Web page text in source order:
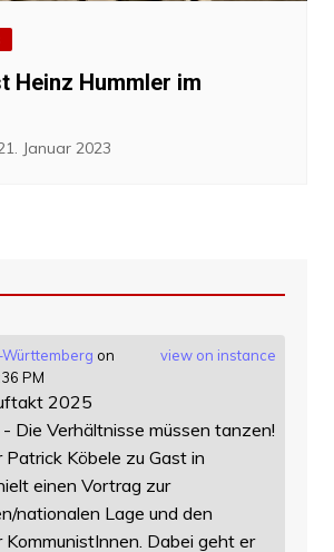
Heinz Hummler im
Januar 2023
view on instance
on
PM
2025
Die Verhältnisse müssen tanzen!
Patrick Köbele zu Gast in
einen Vortrag zur
nationalen Lage und den
Dabei geht er